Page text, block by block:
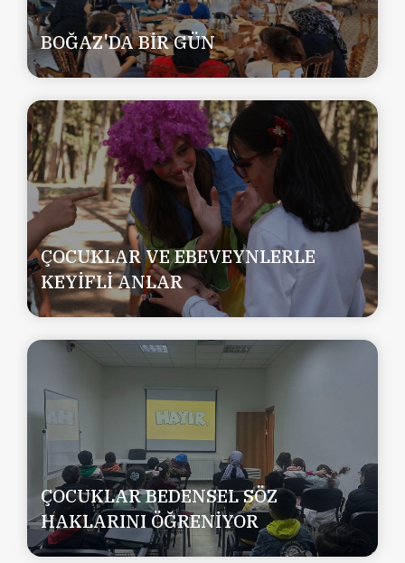
BOĞAZ'DA BİR GÜN
ÇOCUKLAR VE EBEVEYNLERLE
KEYİFLİ ANLAR
ÇOCUKLAR BEDENSEL SÖZ
HAKLARINI ÖĞRENİYOR